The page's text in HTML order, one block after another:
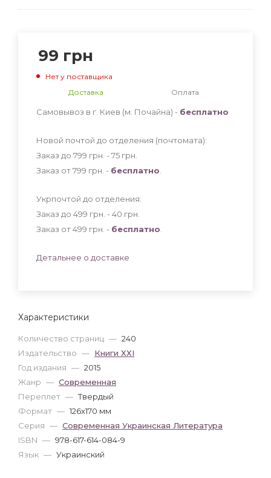
Характеристики
Количество страниц — 240
Издательство — Книги ХХІ
Год издания — 2015
Жанр — Современная
Переплет — Твердый
Формат — 126x170 мм
Серия — Современная Украинская Литература
ISBN — 978-617-614-084-9
Язык — Украинский
99 грн
Нет у поставщика
Доставка
Оплата
Самовывоз в г. Киев (м. Почайна) - бесплатно
Новой почтой до отделения (почтомата):
Заказ до 799 грн. - 75 грн
Заказ от 799 грн. - бесплатно
Укрпочтой до отделения:
Заказ до 499 грн. - 40 грн
Заказ от 499 грн. - бесплатно
Детальнее о доставке